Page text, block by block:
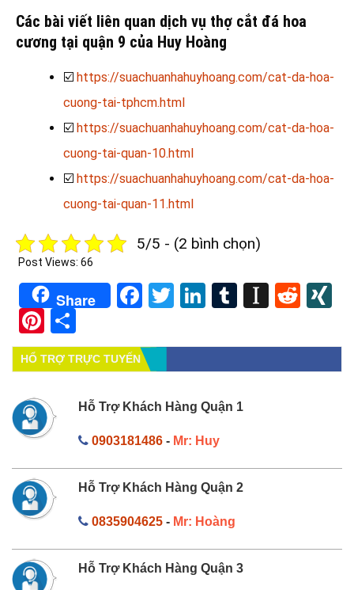
Các bài viết liên quan dịch vụ thợ cắt đá hoa
cương tại quận 9 của Huy Hoàng
☑️ https://suachuanhahuyhoang.com/cat-da-hoa-
cuong-tai-tphcm.html
☑️ https://suachuanhahuyhoang.com/cat-da-hoa-
cuong-tai-quan-10.html
☑️ https://suachuanhahuyhoang.com/cat-da-hoa-
cuong-tai-quan-11.html
5/5 - (2 bình chọn)
Post Views: 66
Share Facebook
TwitterLinkedIn
Tumblr
Pinterest
HỔ TRỢ TRỰC TUYẾN
Hỗ Trợ Khách Hàng Quận 1
0903181486- Mr: Huy
Hỗ Trợ Khách Hàng Quận 2
0835904625- Mr: Hoàng
Hỗ Trợ Khách Hàng Quận 3